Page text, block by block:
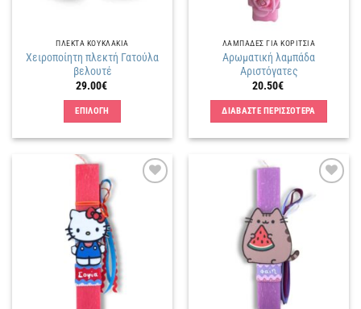
ΠΛΕΚΤΑ KΟΥΚΛΑΚΙΑ
Χειροποίητη πλεκτή Γατούλα
βελουτέ
29.00€
ΕΠΙΛΟΓΗ
προϊόν
έχει
πολλαπλές
παραλλαγές.
Οι
επιλογές
μπορούν
να
ΛΑΜΠΑΔΕΣ ΓΙΑ ΚΟΡΙΤΣΙΑ
Αρωματική λαμπάδα
Αριστόγατες
20.50€
ΔΙΑΒΑΣΤΕ ΠΕΡΙΣΣΟΤΕΡΑ
Πρόσθήκη